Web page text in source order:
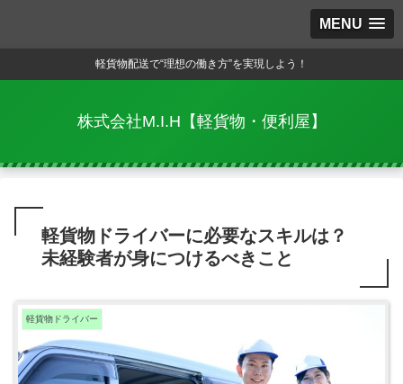
MENU
軽貨物配送で“理想の働き方”を実現しよう！
株式会社M.I.H【軽貨物・便利屋】
軽貨物ドライバーに必要なスキルは？
未経験者が身につけるべきこと
軽貨物ドライバー